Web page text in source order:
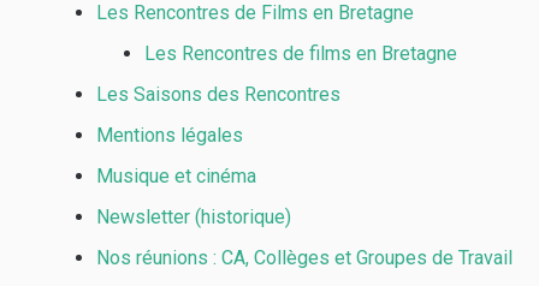
Les Rencontres de Films en Bretagne
Les Rencontres de films en Bretagne
Les Saisons des Rencontres
Mentions légales
Musique et cinéma
Newsletter (historique)
Nos réunions : CA, Collèges et Groupes de Travail